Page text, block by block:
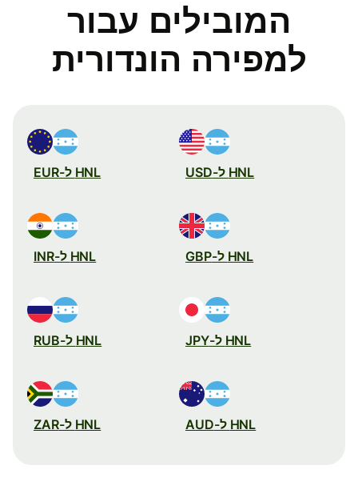
המובילים עבור
למפירה הונדורית
HNL ל-USD HNL ל-EUR
HNL ל-GBP HNL ל-INR
HNL ל-JPY HNL ל-RUB
HNL ל-AUD HNL ל-ZAR